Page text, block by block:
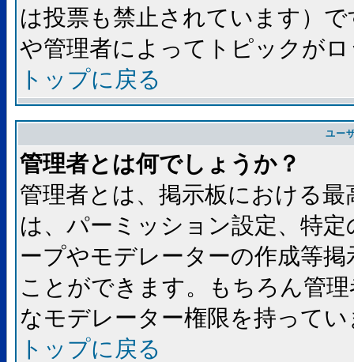
は投票も禁止されています）
や管理者によってトピックが
トップに戻る
ユー
管理者とは何でしょうか？
管理者とは、掲示板における
は、パーミッション設定、特
ープやモデレーターの作成等
ことができます。もちろん管
なモデレーター権限を持ってい
トップに戻る